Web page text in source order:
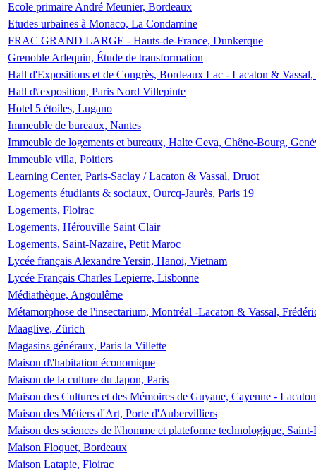
Ecole primaire André Meunier, Bordeaux
Etudes urbaines à Monaco, La Condamine
FRAC GRAND LARGE - Hauts-de-France, Dunkerque
Grenoble Arlequin, Étude de transformation
Hall d'Expositions et de Congrès, Bordeaux Lac - Lacaton &
Hall d\'exposition, Paris Nord Villepinte
Hotel 5 étoiles, Lugano
Immeuble de bureaux, Nantes
Immeuble de logements et bureaux, Halte Ceva, Chêne-Bourg,
Immeuble villa, Poitiers
Learning Center, Paris-Saclay / Lacaton & Vassal, Druot
Logements étudiants & sociaux, Ourcq-Jaurès, Paris 19
Logements, Floirac
Logements, Hérouville Saint Clair
Logements, Saint-Nazaire, Petit Maroc
Lycée français Alexandre Yersin, Hanoi, Vietnam
Lycée Français Charles Lepierre, Lisbonne
Médiathèque, Angoulême
Métamorphose de l'insectarium, Montréal -Lacaton & Vassal,
Maaglive, Zürich
Magasins généraux, Paris la Villette
Maison d\'habitation économique
Maison de la culture du Japon, Paris
Maison des Cultures et des Mémoires de Guyane, Cayenne -
Maison des Métiers d'Art, Porte d'Aubervilliers
Maison des sciences de l\'homme et plateforme technologique,
Maison Floquet, Bordeaux
Maison Latapie, Floirac